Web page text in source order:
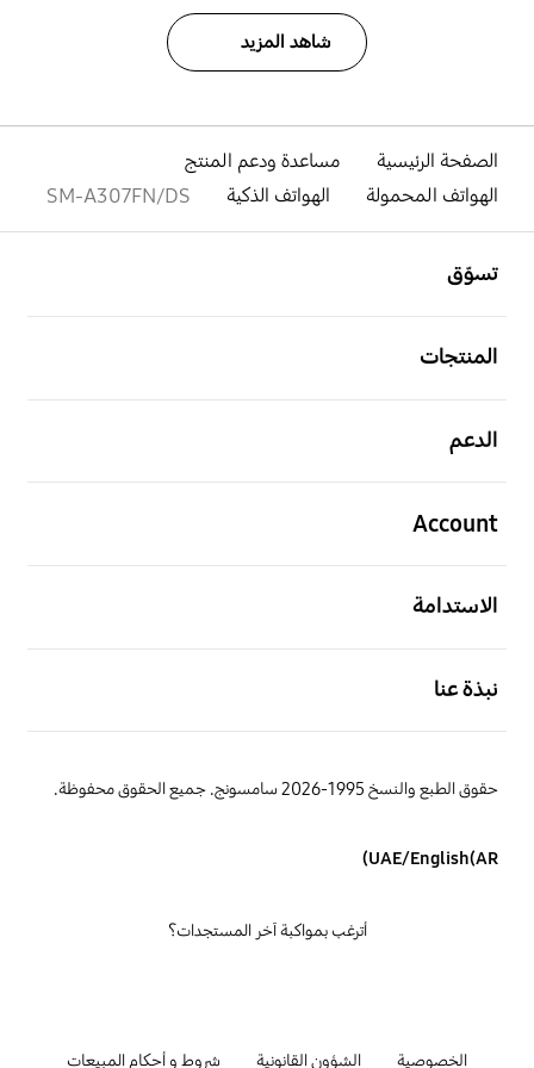
شاهد المزيد
الصفحة الرئيسية
مساعدة ودعم المنتج
الهواتف المحمولة
الهواتف الذكية SM-A307FN/DS
تسوّق
المنتجات
الدعم
Account
الاستدامة
نبذة عنا
حقوق الطبع والنسخ 1995-2026 سامسونج. جميع الحقوق محفوظة.
UAE/English(AR)
الخصوصية الشؤون القانونية شروط و أحكام المبيعات
أترغب بمواكبة آخر المستجدات؟